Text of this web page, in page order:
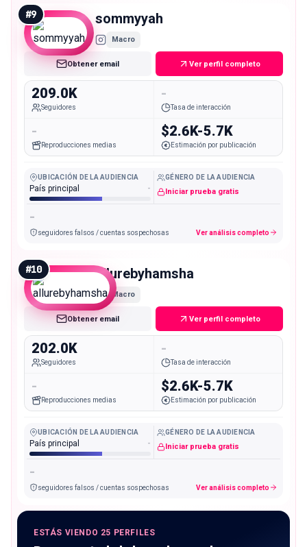
#9 sommyyah
Macro
Obtener email Ver perfil completo
209.0K
Seguidores
-
Tasa de interacción
-
Reproducciones medias
$2.6K-5.7K
Estimación por publicación
UBICACIÓN DE LA AUDIENCIA
País principal -
GÉNERO DE LA AUDIENCIA
Iniciar prueba gratis
-
seguidores falsos / cuentas sospechosas Ver análisis completo
#10 allurebyhamsha
Macro
Obtener email Ver perfil completo
202.0K
Seguidores
-
Tasa de interacción
-
Reproducciones medias
$2.6K-5.7K
Estimación por publicación
UBICACIÓN DE LA AUDIENCIA
País principal -
GÉNERO DE LA AUDIENCIA
Iniciar prueba gratis
-
seguidores falsos / cuentas sospechosas Ver análisis completo
ESTÁS VIENDO 25 PERFILES